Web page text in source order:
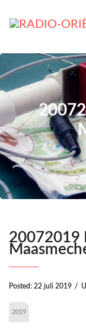
20072019
Posted: 22 juli 2019 /
2019